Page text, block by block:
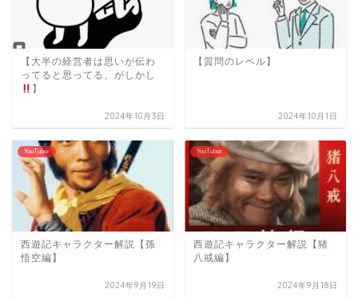
【大半の経営者は思いが伝わ
ってると思ってる、がしかし
】
2024年10月3日
【質問のレベル】
2024年10月1日
YouTuber
西遊記キャラクター解説【孫
悟空編】
2024年9月19日
YouTuber
西遊記キャラクター解説【猪
八戒編】
2024年9月18日